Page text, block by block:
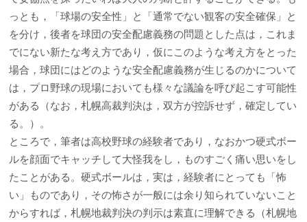
っとも，「球場の安全性」と「通常でない観客の安全確保」と
を分け，後者を球団の安全配慮義務の問題とした点は，これま
でにない新たな考え方であり，仮にこのような考え方をとった
場合，球団にはどのような安全配慮義務が生じるのかについて
は，プロ野球の現場においても様々な議論を呼び起こす可能性
がある（なお，札幌高裁判決は，双方が控訴せず，確定してい
る。）。
ところで，筆者は高校野球の経験者であり，なおかつ硬式ボー
ルを顔面でキャッチして大怪我をし，ものすごく痛い思いをし
たことがある。硬式ボールは，実は，経験者にとっても「怖
い」ものであり，その怖さが一般には余り知られていないこと
からすれば，札幌地裁判決の判示は素直に理解できる（札幌地